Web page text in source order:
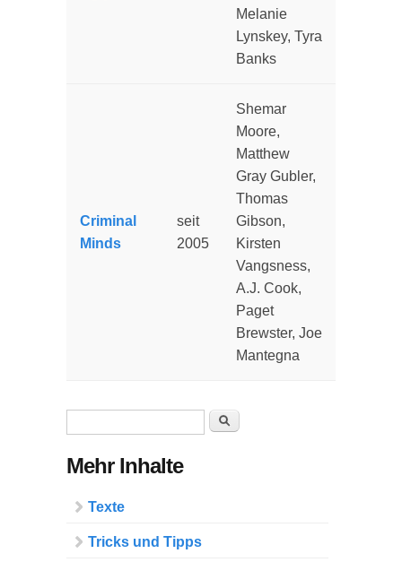
Melanie
Lynskey, Tyra
Banks
Criminal
Minds
seit
2005
Shemar
Moore,
Matthew
Gray Gubler,
Thomas
Gibson,
Kirsten
Vangsness,
A.J. Cook,
Paget
Brewster, Joe
Mantegna
Suche
Mehr Inhalte
Texte
Tricks und Tipps